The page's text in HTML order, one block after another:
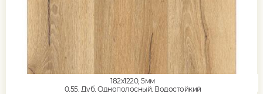
182x1220, 5мм
0,55, Дуб, Однополосный, Водостойкий